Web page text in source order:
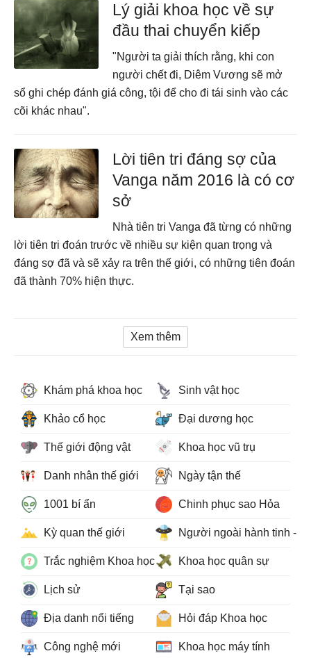
Lý giải khoa học về sự
đầu thai chuyển kiếp
"Người ta giải thích rằng, khi con
người chết đi, Diêm Vương sẽ mở
sổ ghi chép đánh giá công, tội để cho đi tái sinh vào các
cõi khác nhau".
Lời tiên tri đáng sợ của
Vanga năm 2016 là có cơ
sở
Nhà tiên tri Vanga đã từng có những
lời tiên tri đoán trước về nhiều sự kiện quan trọng và
đáng sợ đã và sẽ xảy ra trên thế giới, có những tiên đoán
đã thành 70% hiện thực.
Xem thêm
Khám phá khoa học Sinh vật học
Khảo cổ học Đại dương học
Thế giới động vật Khoa học vũ trụ
Danh nhân thế giới Ngày tận thế
1001 bí ẩn Chinh phục sao Hỏa
Kỳ quan thế giới Người ngoài hành tinh -
Trắc nghiệm Khoa học Khoa học quân sự
Lịch sử Tại sao
Địa danh nổi tiếng Hỏi đáp Khoa học
Công nghệ mới Khoa học máy tính